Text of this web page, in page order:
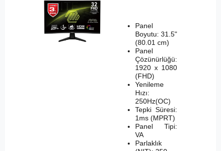
Panel
Boyutu: 31.5"
(80.01 cm)
Panel
Çözünürlüğü:
1920 x 1080
(FHD)
Yenileme
Hızı:
250Hz(OC)
Tepki Süresi:
1ms (MPRT)
Panel Tipi:
VA
Parlaklık